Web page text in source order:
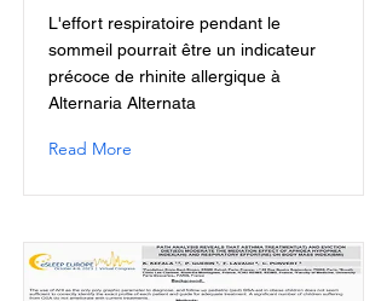
L'effort respiratoire pendant le
sommeil pourrait être un indicateur
précoce de rhinite allergique à
Alternaria Alternata
Read More